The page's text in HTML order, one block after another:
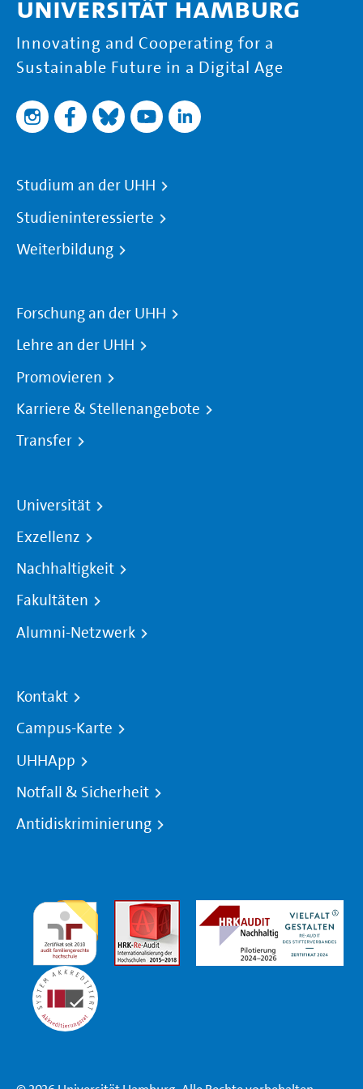
Universität Hamburg
Innovating and Cooperating for a
Sustainable Future in a Digital Age
Studium an der UHH
Studieninteressierte
Weiterbildung
Forschung an der UHH
Lehre an der UHH
Promovieren
Karriere & Stellenangebote
Transfer
Universität
Exzellenz
Nachhaltigkeit
Fakultäten
Alumni-Netzwerk
Kontakt
Campus-Karte
UHHApp
Notfall & Sicherheit
Antidiskriminierung